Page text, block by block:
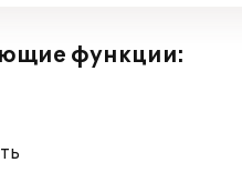
функции: